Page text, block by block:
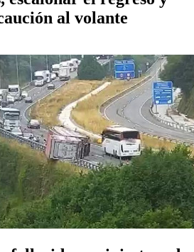
al volante